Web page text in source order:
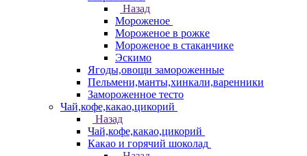
Назад
Мороженое
Мороженое в рожке
Мороженое в стаканчике
Эскимо
Ягоды,овощи замороженные
Пельмени,манты,хинкали,варенники
Замороженное тесто
Чай,кофе,какао,цикорий
Назад
Чай,кофе,какао,цикорий
Какао и горячий шоколад